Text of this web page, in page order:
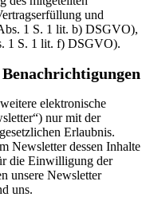
und
1 S. 1 lit. b) DSGVO),
1 S. 1 lit. f) DSGVO).
elektronische
nur mit der
Erlaubnis.
Newsletter dessen Inhalte
die Einwilligung der
unsere Newsletter
uns.